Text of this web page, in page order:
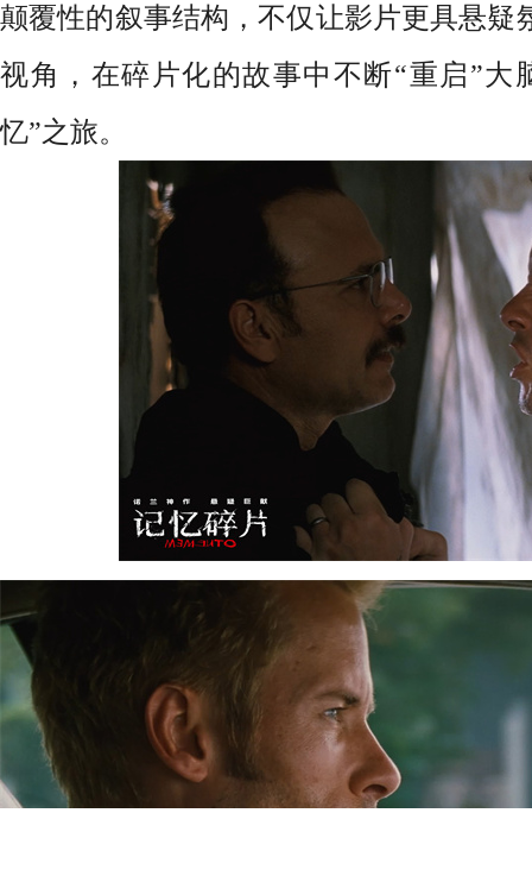
颠覆性的叙事结构，不仅让影片更具悬疑
视角，在碎片化的故事中不断“重启”大
忆”之旅。